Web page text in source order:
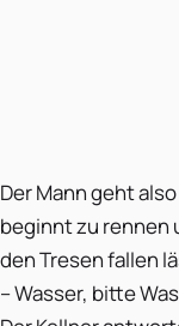
Der Mann geht
beginnt zu rennen
den Tresen fallen
– Wasser, bitte